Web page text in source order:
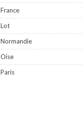
France
Lot
Normandie
Oise
Paris